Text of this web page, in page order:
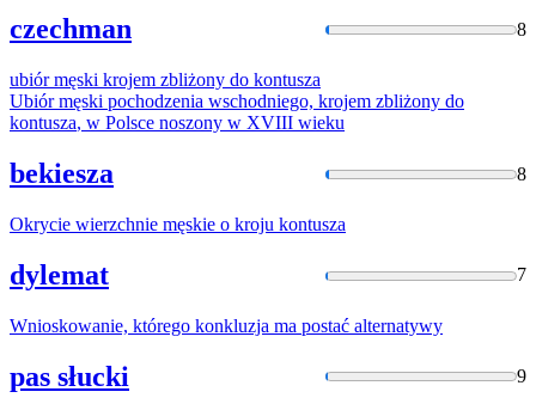
czechman 8
ubiór męski krojem zbliżony do kontusza
Ubiór męski pochodzenia wschodniego, krojem zbliżony do
kontusza, w Polsce noszony w XVIII wieku
bekiesza 8
Okrycie wierzchnie męskie o kroju kontusza
dylemat 7
Wnioskowanie, którego konkluzja ma postać alternatywy
pas słucki 9